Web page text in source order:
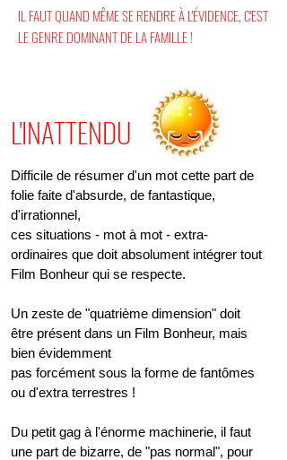
IL FAUT QUAND MÊME SE RENDRE À L'ÉVIDENCE, C'EST
LE GENRE DOMINANT DE LA FAMILLE !
L'INATTENDU
Difficile de résumer d'un mot cette part de
folie faite d'absurde, de fantastique,
d'irrationnel,
ces situations - mot à mot - extra-
ordinaires que doit absolument intégrer tout
Film Bonheur qui se respecte.
Un zeste de "quatrième dimension" doit
être présent dans un Film Bonheur, mais
bien évidemment
pas forcément sous la forme de fantômes
ou d'extra terrestres !
Du petit gag à l'énorme machinerie, il faut
une part de bizarre, de "pas normal", pour